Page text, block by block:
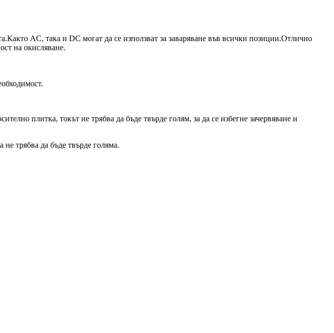
AC, така и DC могат да се използват за заваряване във всички позиции.Отлично
на окисляване.
плитка, токът не трябва да бъде твърде голям, за да се избегне зачервяване и
трябва да бъде твърде голяма.